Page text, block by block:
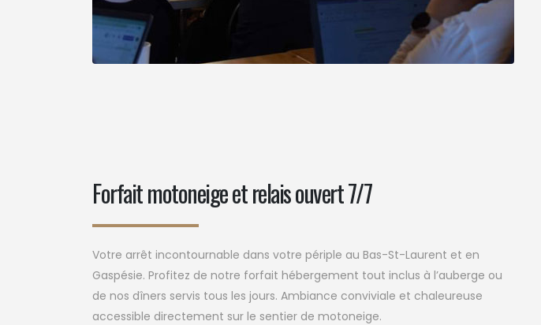
Forfait motoneige et relais ouvert 7/7
Votre arrêt incontournable dans votre périple au Bas-St-Laurent et en
Gaspésie. Profitez de notre forfait hébergement tout inclus à l’auberge ou
de nos dîners servis tous les jours. Ambiance conviviale et chaleureuse
accessible directement sur le sentier de motoneige.